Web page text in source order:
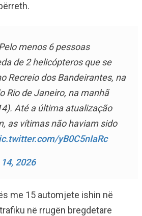
menos 6 pessoas
de 2 helicópteros que se
Recreio dos Bandeirantes, na
Rio de Janeiro, na manhã
Até a última atualização
as vítimas não haviam sido
yB0C5nIaRc
2026
me 15 automjete ishin në
në rrugën bregdetare